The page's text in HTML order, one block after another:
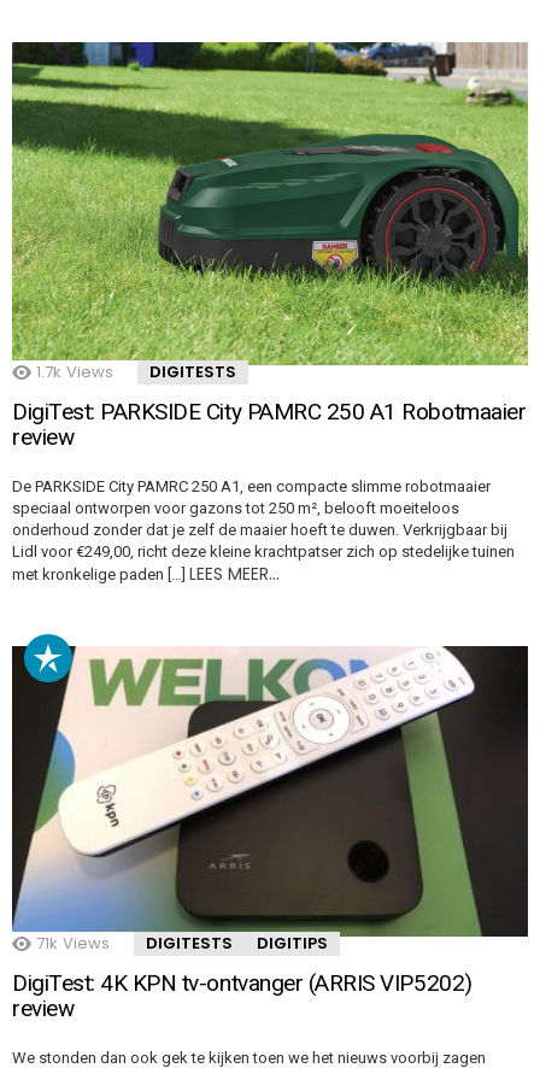
1.7k Views DIGITESTS
DigiTest: PARKSIDE City PAMRC 250 A1 Robotmaaier
review
De PARKSIDE City PAMRC 250 A1, een compacte slimme robotmaaier
speciaal ontworpen voor gazons tot 250 m², belooft moeiteloos
onderhoud zonder dat je zelf de maaier hoeft te duwen. Verkrijgbaar bij
Lidl voor €249,00, richt deze kleine krachtpatser zich op stedelijke tuinen
met kronkelige paden […] LEES MEER…
71k Views DIGITESTS DIGITIPS
DigiTest: 4K KPN tv-ontvanger (ARRIS VIP5202)
review
We stonden dan ook gek te kijken toen we het nieuws voorbij zagen